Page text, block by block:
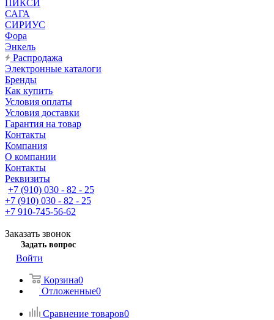
ПИКСИ
САГА
СИРИУС
Фора
Энкель
Распродажа
Электронные каталоги
Бренды
Как купить
Условия оплаты
Условия доставки
Гарантия на товар
Контакты
Компания
О компании
Контакты
Реквизиты
+7 (910) 030 - 82 - 25
+7 (910) 030 - 82 - 25
+7 910-745-56-62
Заказать звонок
Задать вопрос
Войти
Корзина0
Отложенные0
Сравнение товаров0